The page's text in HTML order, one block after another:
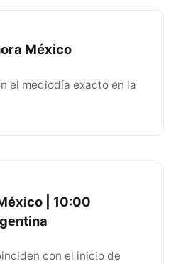
México
el mediodía exacto en la
| 10:00
con el inicio de